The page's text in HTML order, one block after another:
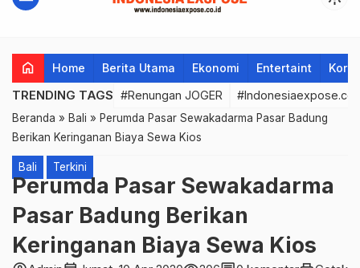
home Home Berita Utama Ekonomi Entertaint
TRENDING TAGS #Renungan JOGER
Beranda » Bali » Perumda Pasar Sewakadarma Pasar Badung
Berikan Keringanan Biaya Sewa Kios
Bali Terkini
Perumda Pasar Sewakadarma
Pasar Badung Berikan
Keringanan Biaya Sewa Kios